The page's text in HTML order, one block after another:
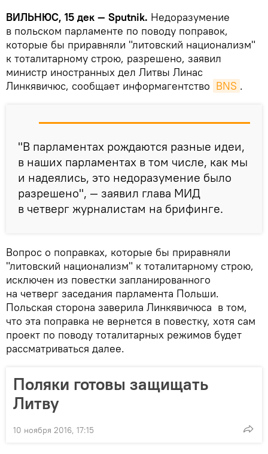
ВИЛЬНЮС, 15 дек — Sputnik. Недоразумение
в польском парламенте по поводу поправок,
которые бы приравняли "литовский национализм"
к тоталитарному строю, разрешено, заявил
министр иностранных дел Литвы Линас
Линкявичюс, сообщает информагентство BNS .
"В парламентах рождаются разные идеи,
в наших парламентах в том числе, как мы
и надеялись, это недоразумение было
разрешено", — заявил глава МИД
в четверг журналистам на брифинге.
Вопрос о поправках, которые бы приравняли
"литовский национализм" к тоталитарному строю,
исключен из повестки запланированного
на четверг заседания парламента Польши.
Польская сторона заверила Линкявичюса в том,
что эта поправка не вернется в повестку, хотя сам
проект по поводу тоталитарных режимов будет
рассматриваться далее.
Поляки готовы защищать
Литву
10 ноября 2016, 17:15